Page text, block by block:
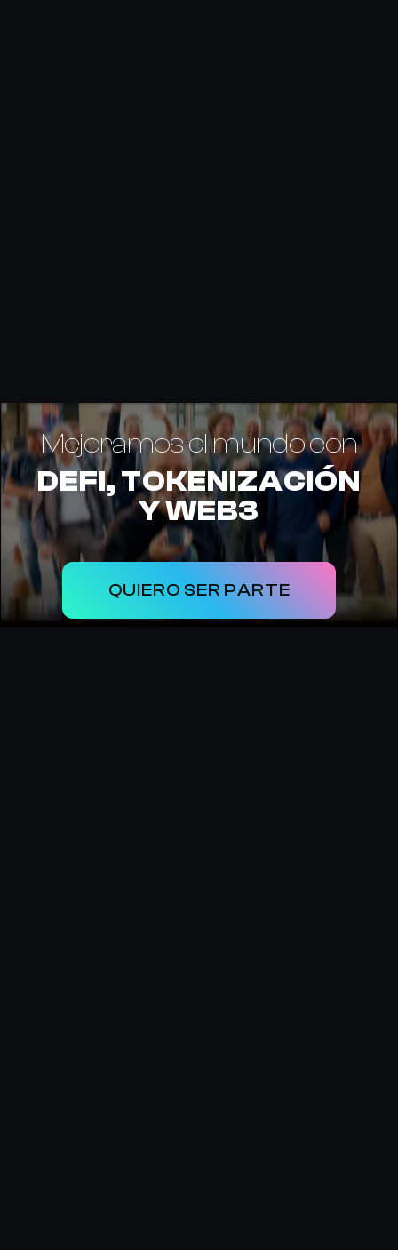
Mejoramos el mundo con
DEFI, TOKENIZACIÓN
Y WEB3
QUIERO SER PARTE